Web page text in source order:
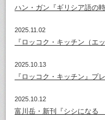
ハン・ガン『ギリシア語の
2025.11.02
『ロッコク・キッチン（エ
2025.10.13
『ロッコク・キッチン』プ
2025.10.12
富川岳・新刊『シシになる